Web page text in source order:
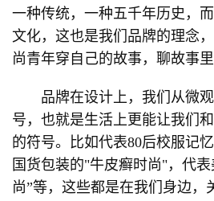
一种传统，一种五千年历史，
文化，这也是我们品牌的理念
尚青年穿自己的故事，聊故事里
品牌在设计上，我们从微观
号，也就是生活上更能让我们
的符号。比如代表80后校服记
国货包装的"牛皮癣时尚"，代
尚”等，这些都是在我们身边，